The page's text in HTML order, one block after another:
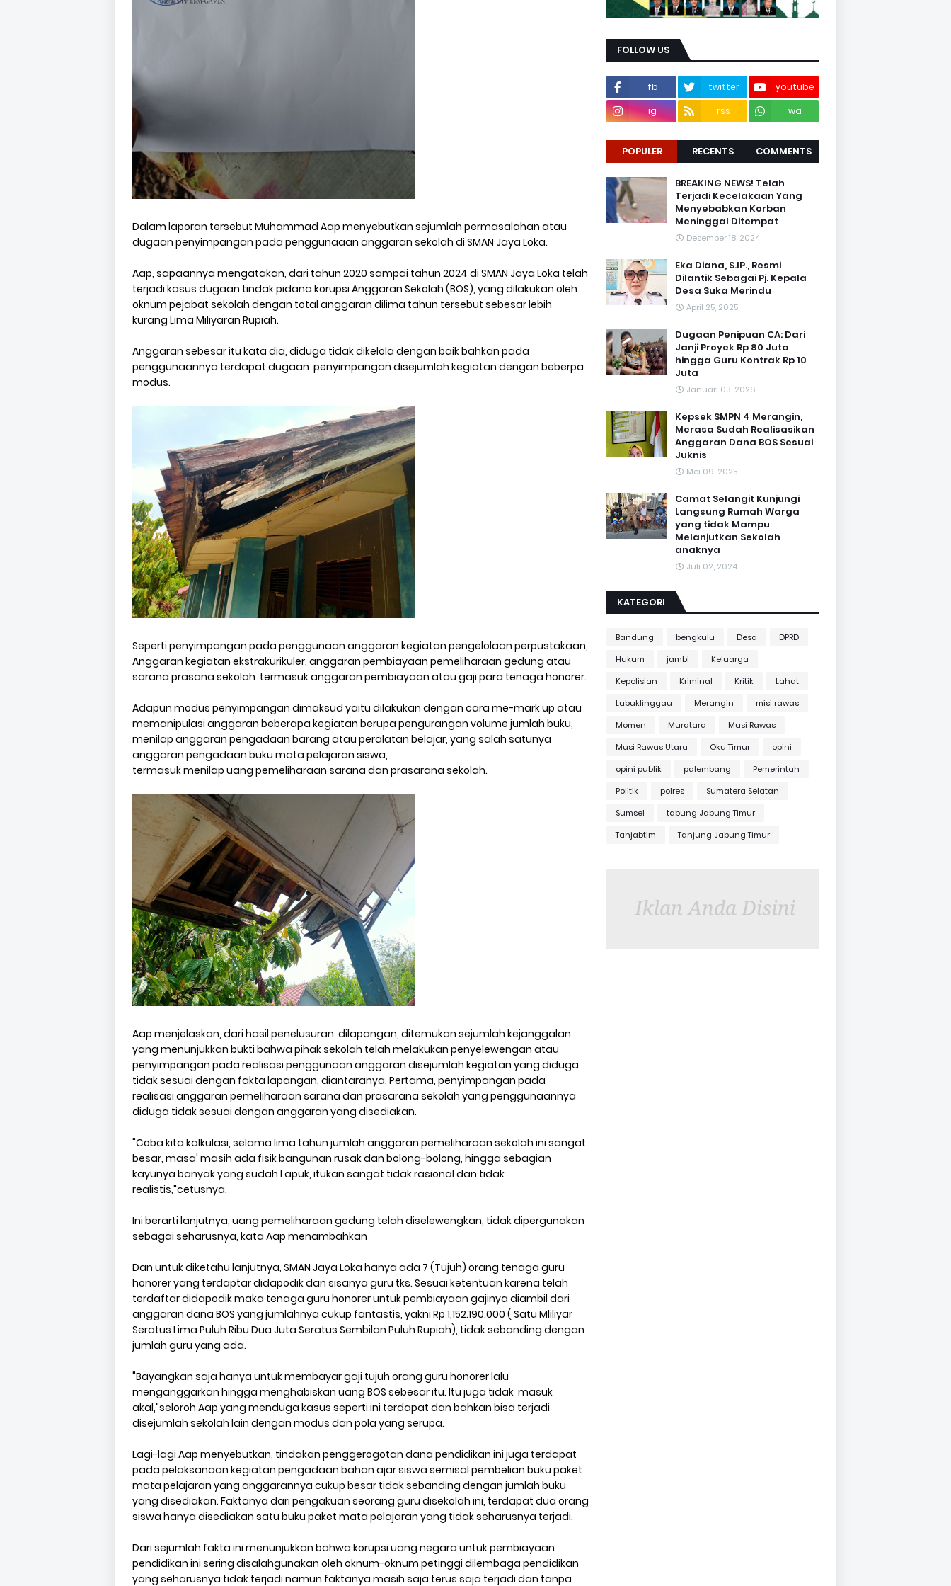
Dalam laporan tersebut Muhammad Aap menyebutkan sejumlah permasalahan atau
dugaan penyimpangan pada penggunaaan anggaran sekolah di SMAN Jaya Loka.
Aap, sapaannya mengatakan, dari tahun 2020 sampai tahun 2024 di SMAN Jaya Loka telah
terjadi kasus dugaan tindak pidana korupsi Anggaran Sekolah (BOS), yang dilakukan oleh
oknum pejabat sekolah dengan total anggaran dilima tahun tersebut sebesar lebih
kurang Lima Miliyaran Rupiah.
Anggaran sebesar itu kata dia, diduga tidak dikelola dengan baik bahkan pada
penggunaannya terdapat dugaan penyimpangan disejumlah kegiatan dengan beberpa
modus.
Seperti penyimpangan pada penggunaan anggaran kegiatan pengelolaan perpustakaan,
Anggaran kegiatan ekstrakurikuler, anggaran pembiayaan pemeliharaan gedung atau
sarana prasana sekolah termasuk anggaran pembiayaan atau gaji para tenaga honorer.
Adapun modus penyimpangan dimaksud yaitu dilakukan dengan cara me-mark up atau
memanipulasi anggaran beberapa kegiatan berupa pengurangan volume jumlah buku,
menilap anggaran pengadaan barang atau peralatan belajar, yang salah satunya
anggaran pengadaan buku mata pelajaran siswa,
termasuk menilap uang pemeliharaan sarana dan prasarana sekolah.
Aap menjelaskan, dari hasil penelusuran dilapangan, ditemukan sejumlah kejanggalan
yang menunjukkan bukti bahwa pihak sekolah telah melakukan penyelewengan atau
penyimpangan pada realisasi penggunaan anggaran disejumlah kegiatan yang diduga
tidak sesuai dengan fakta lapangan, diantaranya, Pertama, penyimpangan pada
realisasi anggaran pemeliharaan sarana dan prasarana sekolah yang penggunaannya
diduga tidak sesuai dengan anggaran yang disediakan.
"Coba kita kalkulasi, selama lima tahun jumlah anggaran pemeliharaan sekolah ini sangat
besar, masa' masih ada fisik bangunan rusak dan bolong-bolong, hingga sebagian
kayunya banyak yang sudah Lapuk, itukan sangat tidak rasional dan tidak
realistis,"cetusnya.
Ini berarti lanjutnya, uang pemeliharaan gedung telah diselewengkan, tidak dipergunakan
sebagai seharusnya, kata Aap menambahkan
Dan untuk diketahu lanjutnya, SMAN Jaya Loka hanya ada 7 (Tujuh) orang tenaga guru
honorer yang terdaptar didapodik dan sisanya guru tks. Sesuai ketentuan karena telah
terdaftar didapodik maka tenaga guru honorer untuk pembiayaan gajinya diambil dari
anggaran dana BOS yang jumlahnya cukup fantastis, yakni Rp 1,152.190.000 ( Satu Mliliyar
Seratus Lima Puluh Ribu Dua Juta Seratus Sembilan Puluh Rupiah), tidak sebanding dengan
jumlah guru yang ada.
"Bayangkan saja hanya untuk membayar gaji tujuh orang guru honorer lalu
menganggarkan hingga menghabiskan uang BOS sebesar itu. Itu juga tidak masuk
akal,"seloroh Aap yang menduga kasus seperti ini terdapat dan bahkan bisa terjadi
disejumlah sekolah lain dengan modus dan pola yang serupa.
Lagi-lagi Aap menyebutkan, tindakan penggerogotan dana pendidikan ini juga terdapat
pada pelaksanaan kegiatan pengadaan bahan ajar siswa semisal pembelian buku paket
mata pelajaran yang anggarannya cukup besar tidak sebanding dengan jumlah buku
yang disediakan. Faktanya dari pengakuan seorang guru disekolah ini, terdapat dua orang
siswa hanya disediakan satu buku paket mata pelajaran yang tidak seharusnya terjadi.
Dari sejumlah fakta ini menunjukkan bahwa korupsi uang negara untuk pembiayaan
pendidikan ini sering disalahgunakan oleh oknum-oknum petinggi dilembaga pendidikan
yang seharusnya tidak terjadi namun faktanya masih saja terus saja terjadi dan tanpa
FOLLOW US
fb twitter
youtube
ig
rss wa
POPULER RECENTS COMMENTS
BREAKING NEWS! Telah
Terjadi Kecelakaan Yang
Menyebabkan Korban
Meninggal Ditempat
Desember 18, 2024
Eka Diana, S.IP., Resmi
Dilantik Sebagai Pj. Kepala
Desa Suka Merindu
April 25, 2025
Dugaan Penipuan CA: Dari
Janji Proyek Rp 80 Juta
hingga Guru Kontrak Rp 10
Juta
Januari 03, 2026
Kepsek SMPN 4 Merangin,
Merasa Sudah Realisasikan
Anggaran Dana BOS Sesuai
Juknis
Mei 09, 2025
Camat Selangit Kunjungi
Langsung Rumah Warga
yang tidak Mampu
Melanjutkan Sekolah
anaknya
Juli 02, 2024
KATEGORI
Bandung bengkulu Desa
DPRD
Hukum
jambi
Keluarga
Kepolisian
Kriminal Kritik
Lahat
Lubuklinggau
Merangin
misi rawas
Momen
Muratara
Musi Rawas
Musi Rawas Utara
Oku Timur
opini
opini publik
palembang
Pemerintah
Politik
polres
Sumatera Selatan
Sumsel
tabung Jabung Timur
Tanjabtim
Tanjung Jabung Timur